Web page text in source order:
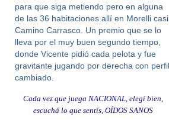
para que siga metiendo pero en alguna
de las 36 habitaciones allí en Morelli casi
Camino Carrasco. Un premio que se lo
lleva por el muy buen segundo tiempo,
donde Vicente pidió cada pelota y fue
gravitante jugando por derecha con perfil
cambiado.
Cada vez que juega NACIONAL, elegí bien,
escuchá lo que sentís, OÍDOS SANOS